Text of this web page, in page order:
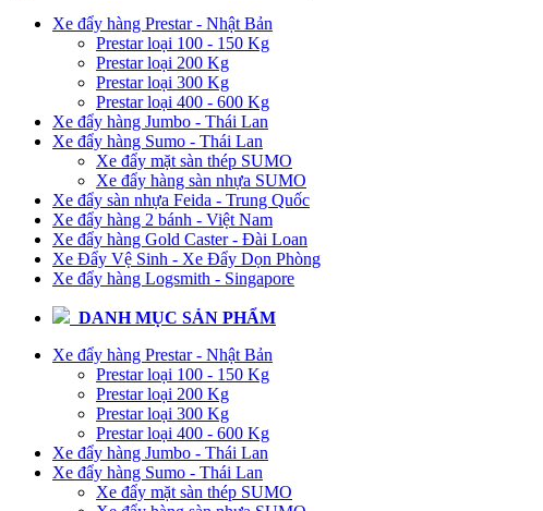
Xe đẩy hàng Prestar - Nhật Bản
Prestar loại 100 - 150 Kg
Prestar loại 200 Kg
Prestar loại 300 Kg
Prestar loại 400 - 600 Kg
Xe đẩy hàng Jumbo - Thái Lan
Xe đẩy hàng Sumo - Thái Lan
Xe đẩy mặt sàn thép SUMO
Xe đẩy hàng sàn nhựa SUMO
Xe đẩy sàn nhựa Feida - Trung Quốc
Xe đẩy hàng 2 bánh - Việt Nam
Xe đẩy hàng Gold Caster - Đài Loan
Xe Đẩy Vệ Sinh - Xe Đẩy Dọn Phòng
Xe đẩy hàng Logsmith - Singapore
DANH MỤC SẢN PHẨM
Xe đẩy hàng Prestar - Nhật Bản
Prestar loại 100 - 150 Kg
Prestar loại 200 Kg
Prestar loại 300 Kg
Prestar loại 400 - 600 Kg
Xe đẩy hàng Jumbo - Thái Lan
Xe đẩy hàng Sumo - Thái Lan
Xe đẩy mặt sàn thép SUMO